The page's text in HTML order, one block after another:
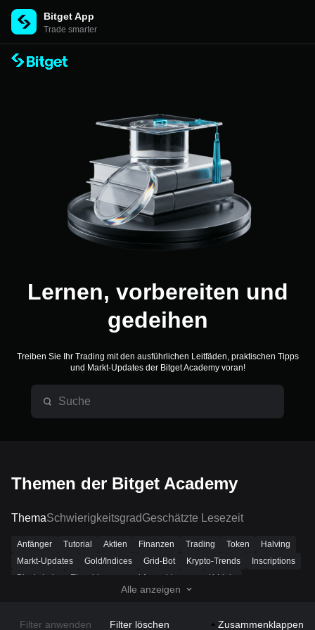
Bitget App
Trade smarter
Lernen, vorbereiten und
gedeihen
Treiben Sie Ihr Trading mit den ausführlichen Leitfäden, praktischen Tipps
und Markt-Updates der Bitget Academy voran!
Themen der Bitget Academy
ThemaSchwierigkeitsgradGeschätzte Lesezeit
Anfänger Tutorial Aktien Finanzen Trading Token
Halving
Markt-Updates
Gold/Indices Grid-Bot Krypto-Trends
Inscriptions
Blockchain
Einzahlungen und Auszahlungen
K-Linie
Telegram Mini App Ökosystem
Alle anzeigen
Filter anwenden Filter löschen Zusammenklappen